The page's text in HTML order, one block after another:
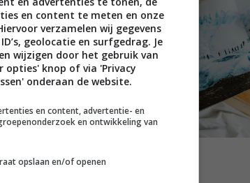
en content te meten en onze
verzamelen wij gegevens
geolocatie en surfgedrag. Je
wijzigen door het gebruik van
opties' knop of via 'Privacy
onderaan de website.
en content, advertentie- en
en ontwikkeling van
opslaan en/of openen